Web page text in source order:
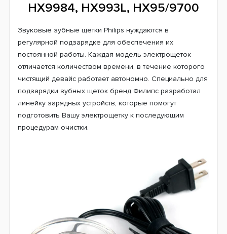
HX9984, HX993L, HX95/9700
Звуковые зубные щетки Philips нуждаются в
регулярной подзарядке для обеспечения их
постоянной работы. Каждая модель электрощеток
отличается количеством времени, в течение которого
чистящий девайс работает автономно. Специально для
подзарядки зубных щеток бренд Филипс разработал
линейку зарядных устройств, которые помогут
подготовить Вашу электрощетку к последующим
процедурам очистки.